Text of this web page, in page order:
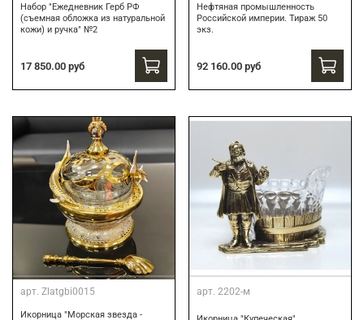
Набор "Ежедневник Герб РФ
(съемная обложка из натуральной
кожи) и ручка" №2
17 850.00 руб
Нефтяная промышленность
Российской империи. Тираж 50
экз.
92 160.00 руб
арт. Zlatgbi0015
Икорница "Морская звезда -
арт. 2202-м